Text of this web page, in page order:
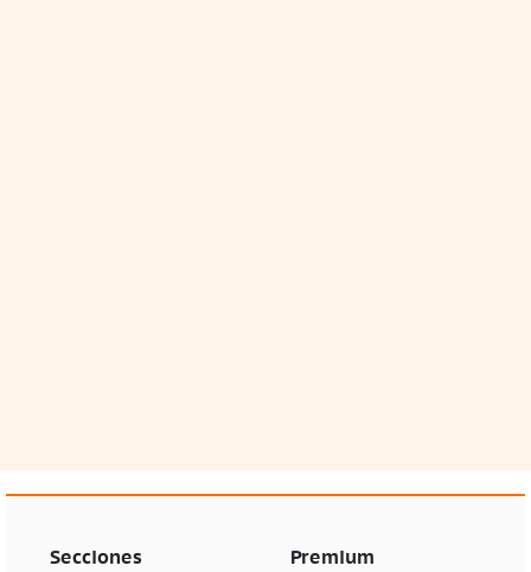
Secciones Premium